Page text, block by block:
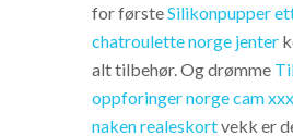
for førsteSilikonpupper
chatroulette norge jenter
alt tilbehør. Og drømme
oppforinger norge cam
naken realeskortvekk er